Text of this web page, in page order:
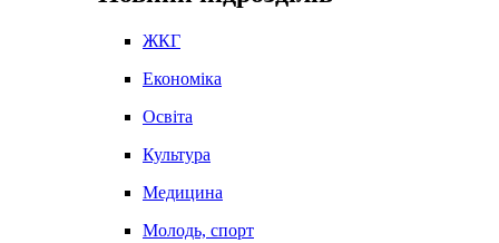
ЖКГ
Економіка
Освіта
Культура
Медицина
Молодь, спорт